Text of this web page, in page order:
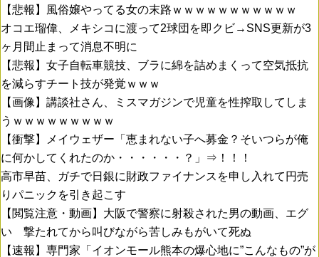
【悲報】風俗嬢やってる女の末路ｗｗｗｗｗｗｗｗｗｗｗ
オコエ瑠偉、メキシコに渡って2球団を即クビ→SNS更新が3
ヶ月間止まって消息不明に
【悲報】女子自転車競技、ブラに綿を詰めまくって空気抵抗
を減らすチート技が発覚ｗｗｗ
【画像】講談社さん、ミスマガジンで児童を性搾取してしま
うｗｗｗｗｗｗｗｗｗ
【衝撃】メイウェザー「恵まれない子へ募金？そいつらが俺
に何かしてくれたのか・・・・・・？」⇒！！！
高市早苗、ガチで日銀に財政ファイナンスを申し入れて円売
りパニックを引き起こす
【閲覧注意・動画】大阪で警察に射殺された男の動画、エグ
い 撃たれてから叫びながら苦しみもがいて死ぬ
【速報】専門家「イオンモール熊本の爆心地に”こんなもの”が